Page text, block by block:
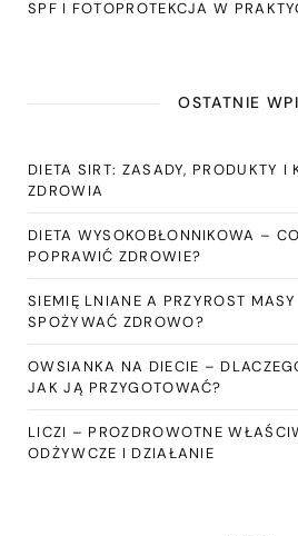
SPF I FOTOPROTEKCJA W
OSTATNIE
DIETA SIRT: ZASADY, PRODUKTY I
ZDROWIA
DIETA WYSOKOBŁONNIKOWA –
POPRAWIĆ ZDROWIE?
SIEMIĘ LNIANE A PRZYROST
SPOŻYWAĆ ZDROWO?
OWSIANKA NA DIECIE –
JAK JĄ PRZYGOTOWAĆ?
LICZI – PROZDROWOTNE
ODŻYWCZE I DZIAŁANIE